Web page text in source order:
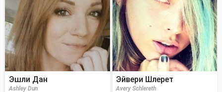
Эшли Дан
Ashley Dun
Эйвери Шлерет
Avery Schlereth